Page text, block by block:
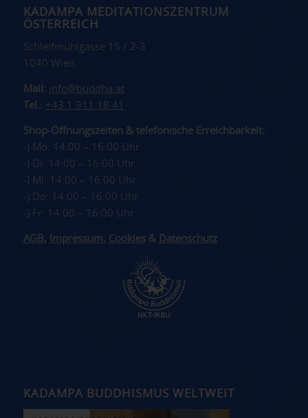
KADAMPA MEDITATIONSZENTRUM
ÖSTERREICH
Schleifmühlgasse 15 / 2-3
1040 Wien
Mail: info@buddha.at
Tel.: +43 1 911 18 41
Shop-Öffnungszeiten & telefonische Erreichbarkeit:
-) Mo: 14:00 – 16:00 Uhr
-) Di: 14:00 – 16:00 Uhr
-) Mi: 14:00 – 16:00 Uhr
-) Do: 14:00 – 16:00 Uhr
-) Fr: 14:00 – 16:00 Uhr
AGB , Impressum, Cookies& Datenschutz
KADAMPA BUDDHISMUS WELTWEIT